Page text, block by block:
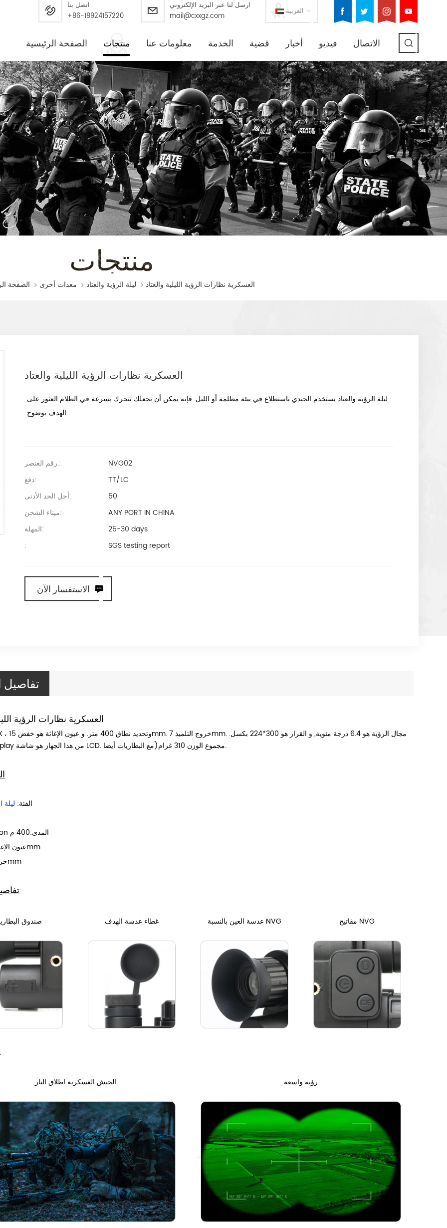
العربية
اتصل بنا
+86-18924157220
ارسل لنا عبر البريد الإلكتروني
mail@cxxgz.com
الصفحة الرئيسية منتجات معلومات عنا الخدمة قضية أخبار فيديو الاتصال
منتجات
الصفحة معدات أخرى ليلة الرؤية والعتاد العسكرية نظارات الرؤية الليلية والعتاد
العسكرية نظارات الرؤية الليلية والعتاد
ليلة الرؤية والعتاد يستخدم الجندي باستطلاع في بيئة مظلمة أو الليل. فإنه يمكن أن تجعلك تتحرك بسرعة في الظلام العثور على
الهدف بوضوح.
رقم العنصر.:
NVG02
دفع:
TT/LC
أجل الحد الأدنى:
50
ميناء الشحن:
ANY PORT IN CHINA
المهلة:
25-30 days
:
SGS testing report
الاستفسار الآن
تفاصيل
العسكرية نظارات الرؤية
بالنسبة desplay من هذا الجهاز هو شاشة LCD. مجموع الوزن 310 غرام(مع البطاريات أيضا.
الفئة: ليلة
dentification المدى:400 م
عيون الإغاثة:خفض 15mm
خروج التلميذ:7mm
صندوق غطاء عدسة الهدف عدسة العين بالنسبة NVG مفاتيح NVG
الجيش العسكرية اطلاق النار رؤية واسعة